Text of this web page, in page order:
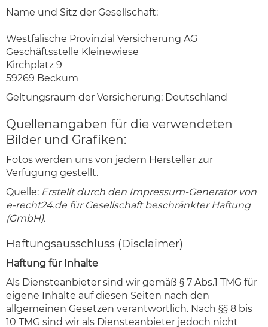
Name und Sitz der Gesellschaft:
Westfälische Provinzial Versicherung AG
Geschäftsstelle Kleinewiese
Kirchplatz 9
59269 Beckum
Geltungsraum der Versicherung: Deutschland
Quellenangaben für die verwendeten
Bilder und Grafiken:
Fotos werden uns von jedem Hersteller zur
Verfügung gestellt.
Quelle: Erstellt durch den Impressum-Generatorvon
e-recht24.de für Gesellschaft beschränkter Haftung
(GmbH).
Haftungsausschluss (Disclaimer)
Haftung für Inhalte
Als Diensteanbieter sind wir gemäß § 7 Abs.1 TMG für
eigene Inhalte auf diesen Seiten nach den
allgemeinen Gesetzen verantwortlich. Nach §§ 8 bis
10 TMG sind wir als Diensteanbieter jedoch nicht